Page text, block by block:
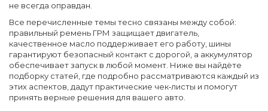
не всегда оправдан.
Все перечисленные темы тесно связаны между собой:
правильный ремень ГРМ защищает двигатель,
качественное масло поддерживает его работу, шины
гарантируют безопасный контакт с дорогой, а аккумулятор
обеспечивает запуск в любой момент. Ниже вы найдёте
подборку статей, где подробно рассматриваются каждый из
этих аспектов, дадут практические чек‑листы и помогут
принять верные решения для вашего авто.